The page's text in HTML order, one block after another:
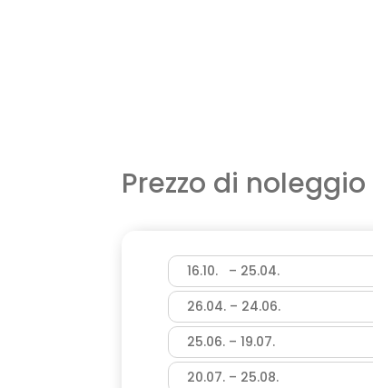
Prezzo di noleggio
16.10. – 25.04.
26.04. – 24.06.
25.06. – 19.07.
20.07. – 25.08.